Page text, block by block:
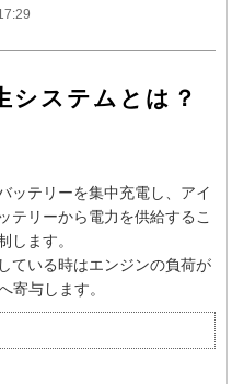
システムとは？
ッテリーを集中充電し、アイ
テリーから電力を供給するこ
します。
ている時はエンジンの負荷が
寄与します。